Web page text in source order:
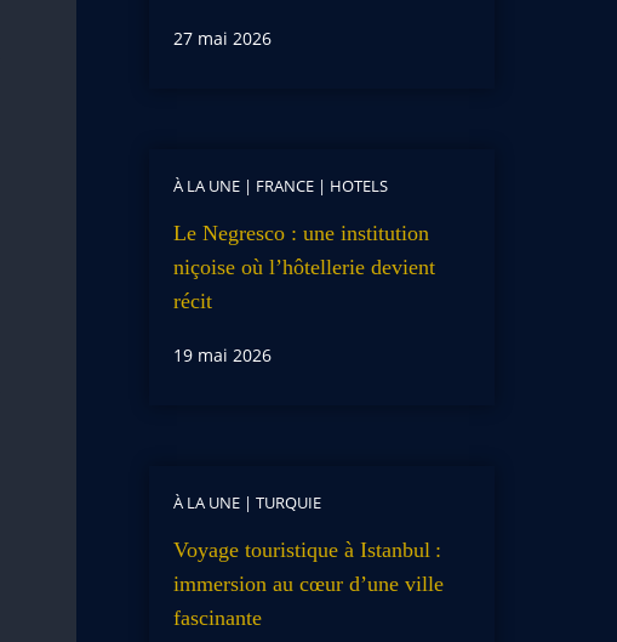
27 mai 2026
À LA UNE| FRANCE| HOTELS
Le Negresco : une institution
niçoise où l’hôtellerie devient
récit
19 mai 2026
À LA UNE| TURQUIE
Voyage touristique à Istanbul :
immersion au cœur d’une ville
fascinante